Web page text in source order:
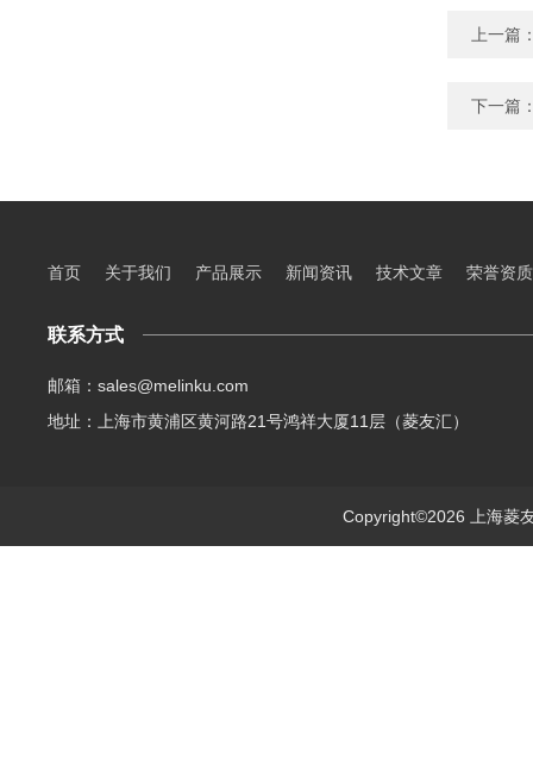
上一篇
下一篇
首页 关于我们 产品展示 新闻资讯 技术文章 荣誉资质
联系方式
邮箱：sales@melinku.com
地址：上海市黄浦区黄河路21号鸿祥大厦11层（菱友汇）
Copyright©2026 上海菱